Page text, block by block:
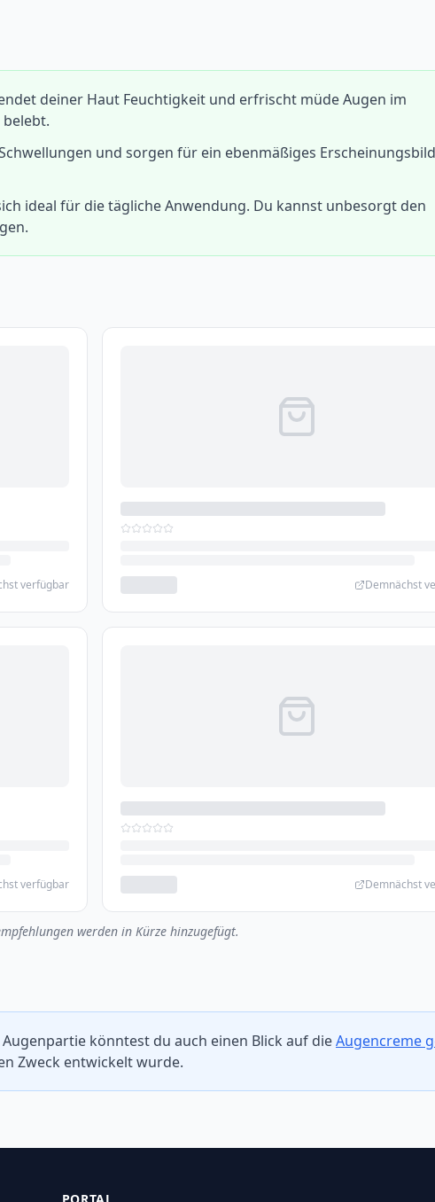
deiner Haut Feuchtigkeit und erfrischt müde Augen im
und sorgen für ein ebenmäßiges
ideal für die tägliche Anwendung. Du kannst unbesorgt den
verfügbar Demnächst
verfügbar Demnächst
werden in Kürze hinzugefügt.
könntest du auch einen Blick auf dieAugencreme
Zweck entwickelt wurde.